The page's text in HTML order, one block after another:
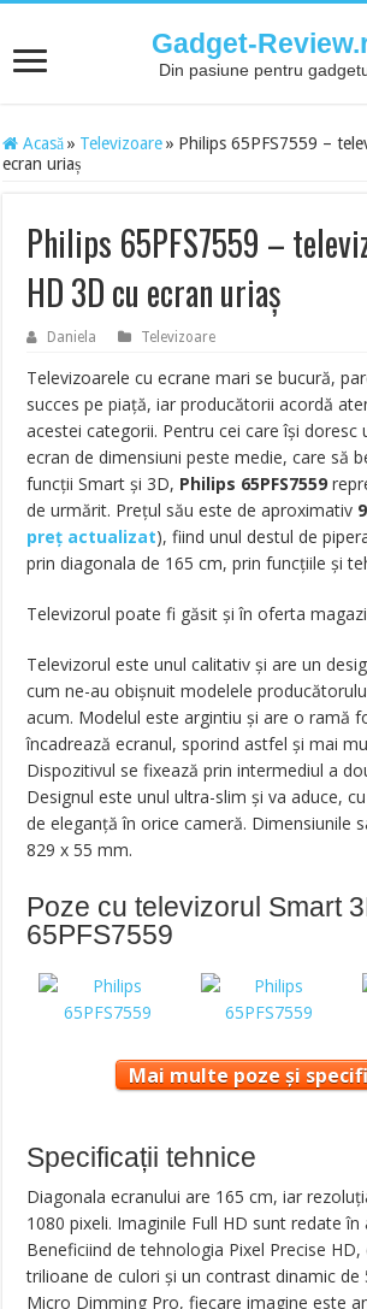
Gadget-
Din pasiune pentru
Acasă » Televizoare » Philips 65PFS7559 –
ecran uriaș
Philips 65PFS7559 –
HD 3D cu ecran uriaș
Daniela Televizoare
Televizoarele cu ecrane mari se bucură,
succes pe piață, iar producătorii acordă
acestei categorii. Pentru cei care își doresc
ecran de dimensiuni peste medie, care să
funcții Smart și 3D, Philips 65PFS7559
de urmărit. Prețul său este de aproximativ
preț actualizat), fiind unul destul de
prin diagonala de 165 cm, prin funcțiile și
Televizorul poate fi găsit și în oferta
Televizorul este unul calitativ și are un
cum ne-au obișnuit modelele
acum. Modelul este argintiu și are o ramă
încadrează ecranul, sporind astfel și mai
Dispozitivul se fixează prin intermediul a
Designul este unul ultra-slim și va aduce,
de eleganță în orice cameră. Dimensiunile
829 x 55 mm.
Poze cu televizorul Smart
65PFS7559
Mai multe poze și
Specificații tehnice
Diagonala ecranului are 165 cm, iar
1080 pixeli. Imaginile Full HD sunt redate în
Beneficiind de tehnologia Pixel Precise
trilioane de culori și un contrast dinamic de
Micro Dimming Pro, fiecare imagine este